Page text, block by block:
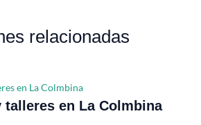
relacionadas
talleres en La Colmbina